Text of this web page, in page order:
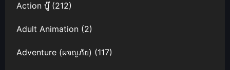
Action บู๊(212)
Adult Animation (2)
Adventure (ผจญภัย) (117)